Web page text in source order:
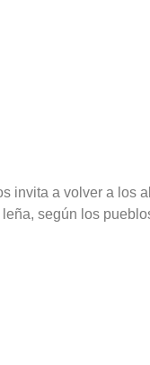
invita a volver a los
según los